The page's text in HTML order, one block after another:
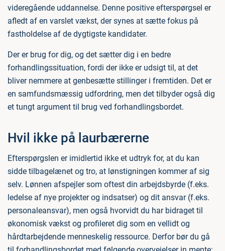
videregående uddannelse. Denne positive efterspørgsel er
afledt af en varslet vækst, der synes at sætte fokus på
fastholdelse af de dygtigste kandidater.
Der er brug for dig, og det sætter dig i en bedre
forhandlingssituation, fordi der ikke er udsigt til, at det
bliver nemmere at genbesætte stillinger i fremtiden. Det er
en samfundsmæssig udfordring, men det tilbyder også dig
et tungt argument til brug ved forhandlingsbordet.
Hvil ikke på laurbærerne
Efterspørgslen er imidlertid ikke et udtryk for, at du kan
sidde tilbagelænet og tro, at lønstigningen kommer af sig
selv. Lønnen afspejler som oftest din arbejdsbyrde (f.eks.
ledelse af nye projekter og indsatser) og dit ansvar (f.eks.
personaleansvar), men også hvorvidt du har bidraget til
økonomisk vækst og profileret dig som en vellidt og
hårdtarbejdende menneskelig ressource. Derfor bør du gå